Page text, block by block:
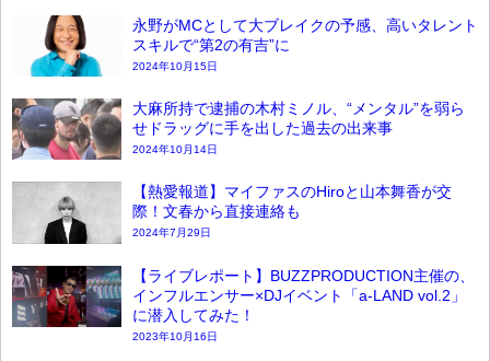
永野がMCとして大ブレイクの予感、高いタレント
スキルで“第2の有吉”に
2024年10月15日
大麻所持で逮捕の木村ミノル、“メンタル”を弱ら
せドラッグに手を出した過去の出来事
2024年10月14日
【熱愛報道】マイファスのHiroと山本舞香が交
際！文春から直接連絡も
2024年7月29日
【ライブレポート】BUZZPRODUCTION主催の、
インフルエンサー×DJイベント「a-LAND vol.2」
に潜入してみた！
2023年10月16日